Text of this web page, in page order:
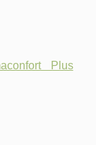
Plus